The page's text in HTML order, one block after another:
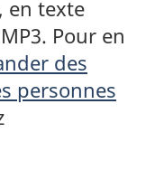
en texte
Pour en
des
personnes